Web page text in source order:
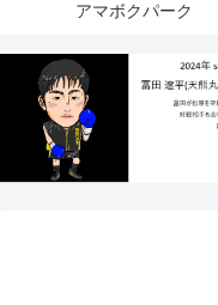
アマボクパーク